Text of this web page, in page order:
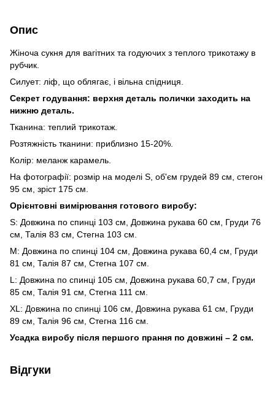
Опис
Жіноча сукня для вагітних та годуючих з теплого трикотажу в
рубчик.
Силует: ліф, що облягає, і вільна спідниця.
Секрет годування: верхня деталь полички заходить на
нижню деталь.
Тканина: теплий трикотаж.
Розтяжність тканини: приблизно 15-20%.
Колір: меланж карамель.
На фотографії: розмір на моделі S, об'єм грудей 89 см, стегон
95 см, зріст 175 см.
Орієнтовні вимірювання готового виробу:
S: Довжина по спинці 103 см, Довжина рукава 60 см, Груди 76
см, Талія 83 см, Стегна 103 см.
М: Довжина по спинці 104 см, Довжина рукава 60,4 см, Груди
81 см, Талія 87 см, Стегна 107 см.
L: Довжина по спинці 105 см, Довжина рукава 60,7 см, Груди
85 см, Талія 91 см, Стегна 111 см.
XL: Довжина по спинці 106 см, Довжина рукава 61 см, Груди
89 см, Талія 96 см, Стегна 116 см.
Усадка виробу після першого прання по довжині – 2 см.
Відгуки